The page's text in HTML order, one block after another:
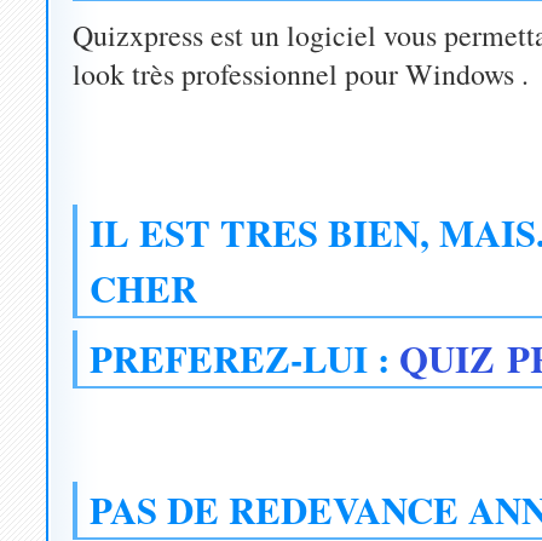
Quizxpress est un logiciel vous
look très professionnel pour Windows .
IL EST TRES BIEN,
CHER
PREFEREZ-LUI : QUIZ
PAS DE REDEVANCE